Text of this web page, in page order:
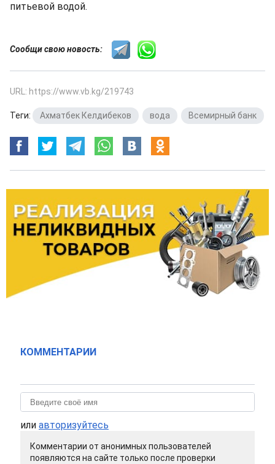
питьевой водой.
Сообщи свою новость:
URL: https://www.vb.kg/219743
Теги: Ахматбек Келдибеков вода Всемирный банк
КОММЕНТАРИИ
или авторизуйтесь
Комментарии от анонимных пользователей
появляются на сайте только после проверки